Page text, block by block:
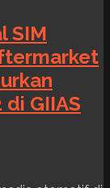
SIM
GIIAS